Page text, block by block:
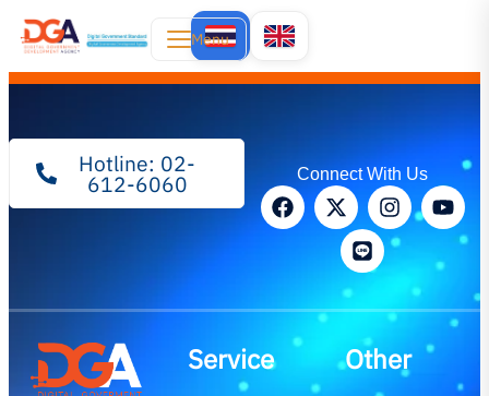
Menu
Hotline: 02-
612-6060 Connect With Us
Service Other